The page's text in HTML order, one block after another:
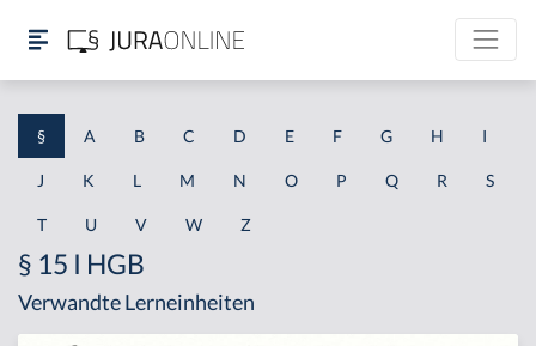
§ A B C D E F G H I
J K L M N O P Q R S
T U V W Z
§ 15 I HGB
Verwandte Lerneinheiten